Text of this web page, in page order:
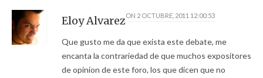
Eloy AlvarezON 2 OCTUBRE, 2011 12:00:53
Que gusto me da que exista este debate, me
encanta la contrariedad de que muchos expositores
de opinion de este foro, los que dicen que no